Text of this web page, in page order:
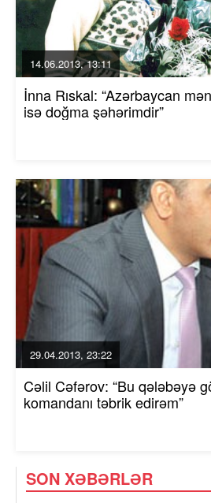
14.06.2013, 13:11
İnna Rıskal: “Azərbaycan
isə doğma şəhərimdir”
29.04.2013, 23:22
Cəlil Cəfərov: “Bu qələbəyə
komandanı təbrik edirəm”
SON XƏBƏRLƏR